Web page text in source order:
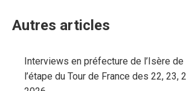
Autres articles
Interviews en préfecture de l’Isère
l’étape du Tour de France des 22, 23,